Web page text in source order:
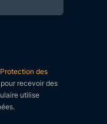
Protection des
recevoir des
utilise